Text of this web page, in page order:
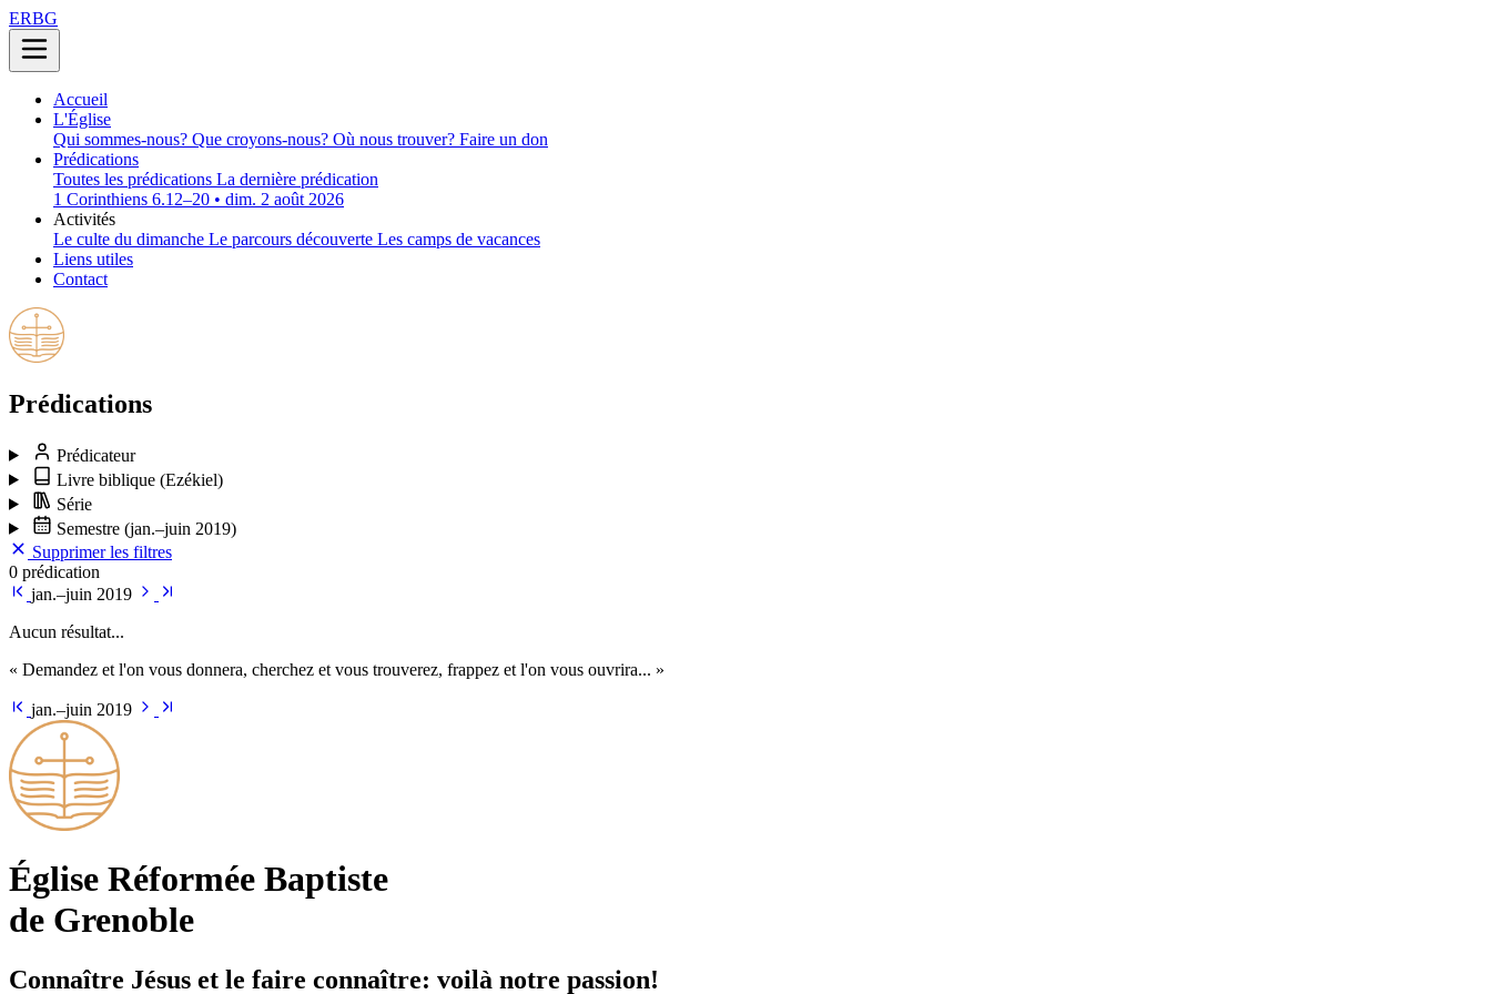
ERBG
Accueil
L'Église
Qui sommes-nous? Que croyons-nous? Où nous trouver? Faire un don
Prédications
Toutes les prédications La dernière prédication
1 Corinthiens 6.12–20 • dim. 2 août 2026
Activités
Le culte du dimanche Le parcours découverte Les camps de vacances
Liens utiles
Contact
Prédications
Prédicateur
Livre biblique (Ezékiel)
Série
Semestre (jan.–juin 2019)
Supprimer les filtres
0 prédication
jan.–juin 2019
Aucun résultat...
« Demandez et l'on vous donnera, cherchez et vous trouverez, frappez et l'on vous ouvrira... »
jan.–juin 2019
Église Ré­for­mée Bap­tiste
de Grenoble
Connaître Jésus et le faire connaître: voilà notre passion!